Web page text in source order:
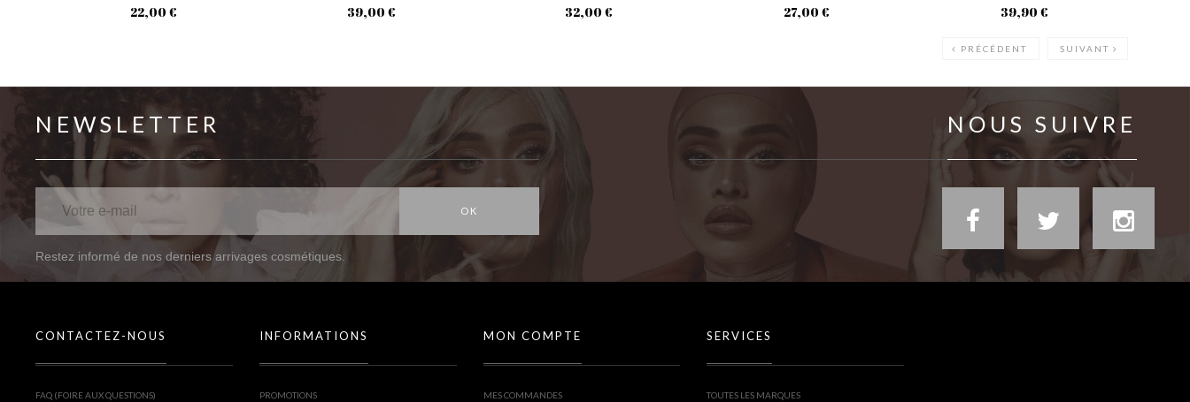
22,00 € 39,00 € 32,00 € 27,00 € 39,90 €
PRÉCÉDENT SUIVANT
NEWSLETTER
OK
Restez informé de nos derniers arrivages cosmétiques.
NOUS SUIVRE
CONTACTEZ-NOUS
FAQ (FOIRE AUX QUESTIONS)
INFORMATIONS
PROMOTIONS
MON COMPTE
MES COMMANDES
SERVICES
TOUTES LES MARQUES